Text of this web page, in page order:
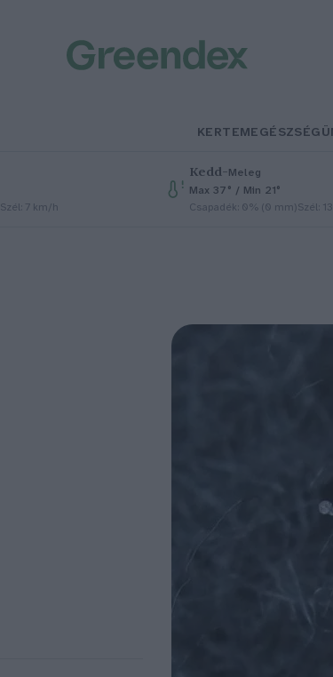
KERTEM
Szél: 7 km/h
Kedd–Meleg
Max 37° / Min 21°
Csapadék: 0% (0 mm)Szél: